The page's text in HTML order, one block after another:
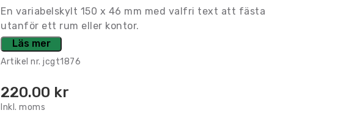
En variabelskylt 150 x 46 mm med valfri text att fästa
utanför ett rum eller kontor.
Läs mer
Artikel nr. jcgt1876
220.00 kr
Inkl. moms